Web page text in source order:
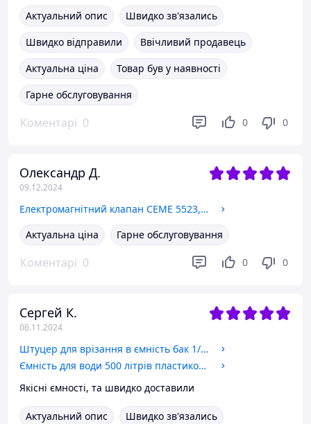
Актуальний опис
Швидко зв'язались
Швидко відправили
Ввічливий продавець
Актуальна ціна
Товар був у наявності
Гарне обслуговування
Коментарі 0 0 0
Олександр Д.
09.12.2024
Електромагнітний клапан CEME 5523, 1/8, НЗ, 2 мм, 90 °C, 220 В, нормально закритий, прямої дії. Італія.
Актуальна ціна
Гарне обслуговування
Коментарі 0 0 0
Сергей К.
06.11.2024
Штуцер для врізання в ємність бак 1/2" дюйма з підтискною контргайкою пластиковий. Врізка для бака, резервуар.
Ємність для води 500 літрів пластикова вертикальна харчова двошарова. Бак, бочка, резервуар 500 літрів.
Якісні ємності, та швидко доставили
Актуальний опис Швидко зв'язались